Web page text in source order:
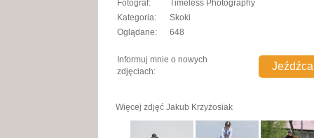
Fotograf:
Timeless Photography
Kategoria:
Skoki
Oglądane:
648
Informuj mnie o nowych
zdjęciach:
Więcej zdjęćJakub Krzyżosiak